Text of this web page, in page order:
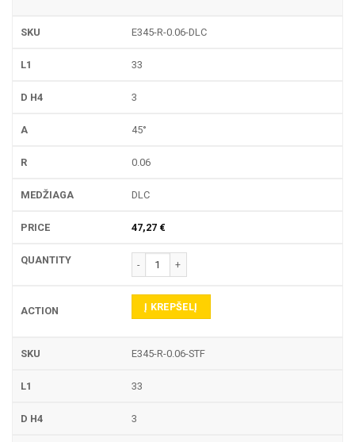
E345-R-0.06-DLC
33
3
45°
0.06
DLC
47,27 €
produkto kiekis: E345-R GRAVIRAVIMO FREZA
Į KREPŠELĮ
E345-R-0.06-STF
33
3